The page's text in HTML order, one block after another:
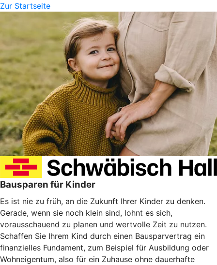
Zur Startseite
Bausparen für Kinder
Es ist nie zu früh, an die Zukunft Ihrer Kinder zu denken.
Gerade, wenn sie noch klein sind, lohnt es sich,
vorausschauend zu planen und wertvolle Zeit zu nutzen.
Schaffen Sie Ihrem Kind durch einen Bausparvertrag ein
finanzielles Fundament, zum Beispiel für Ausbildung oder
Wohneigentum, also für ein Zuhause ohne dauerhafte